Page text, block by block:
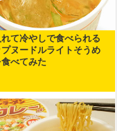
て冷やしで食べられる
プヌードルライトそうめ
べてみた